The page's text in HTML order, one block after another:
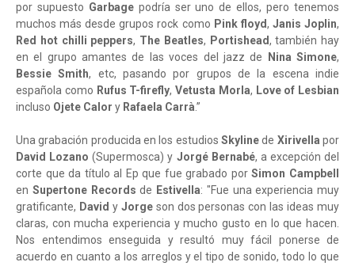
por supuesto Garbage podría ser uno de ellos, pero tenemos
muchos más desde grupos rock como Pink floyd, Janis Joplin,
Red hot chilli peppers, The Beatles, Portishead, también hay
en el grupo amantes de las voces del jazz de
Nina Simone,
Bessie Smith, etc, pasando por grupos de la escena indie
española como Rufus T-firefly, Vetusta Morla, Love of Lesbian
incluso Ojete Calor y Rafaela Carrà.”
Una grabación producida en los estudios Skylinede Xirivellapor
David Lozano (Supermosca) y Jorgé Bernabé, a excepción del
corte que da título al Ep que fue grabado porSimon Campbell
en Supertone Records de Estivella: "Fue una experiencia muy
gratificante, David y Jorgeson dos personas con las ideas muy
claras, con mucha experiencia y mucho gusto en lo que hacen.
Nos entendimos enseguida y resultó muy fácil ponerse de
acuerdo en cuanto a los arreglos y el tipo de sonido, todo lo que